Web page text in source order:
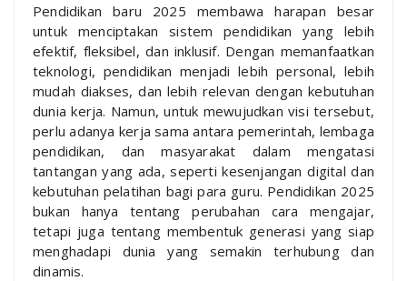
Pendidikan baru 2025 membawa harapan besar
untuk menciptakan sistem pendidikan yang lebih
efektif, fleksibel, dan inklusif. Dengan memanfaatkan
teknologi, pendidikan menjadi lebih personal, lebih
mudah diakses, dan lebih relevan dengan kebutuhan
dunia kerja. Namun, untuk mewujudkan visi tersebut,
perlu adanya kerja sama antara pemerintah, lembaga
pendidikan, dan masyarakat dalam mengatasi
tantangan yang ada, seperti kesenjangan digital dan
kebutuhan pelatihan bagi para guru. Pendidikan 2025
bukan hanya tentang perubahan cara mengajar,
tetapi juga tentang membentuk generasi yang siap
menghadapi dunia yang semakin terhubung dan
dinamis.